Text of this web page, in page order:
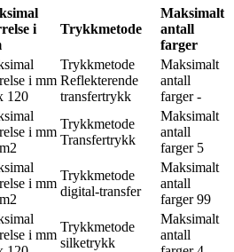
i
Trykkmetode
Maksimalt
antall
farger
i mm
120
Trykkmetode
Reflekterende
transfertrykk
Maksimalt
antall
farger -
i mm
Trykkmetode
Transfertrykk
Maksimalt
antall
farger 5
i mm
Trykkmetode
digital-transfer
Maksimalt
antall
farger 99
i mm
Trykkmetode
silketrykk
Maksimalt
antall